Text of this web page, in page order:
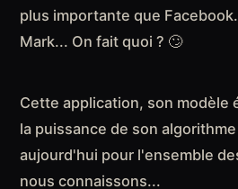
plus importante que Facebook.
Mark... On fait quoi ? 🙄
Cette application, son modèle
la puissance de son
aujourd'hui pour l'ensemble
nous connaissons...